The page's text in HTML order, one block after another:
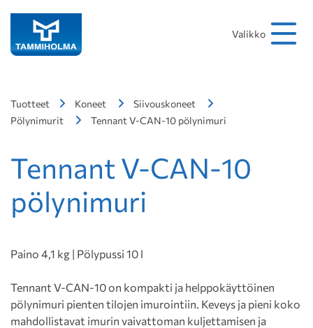
Valikko
Tuotteet Koneet
Siivouskoneet
Pölynimurit
Tennant V-CAN-10 pölynimuri
Tennant V-CAN-10
pölynimuri
Paino 4,1 kg | Pölypussi 10 l
Tennant V-CAN-10 on kompakti ja helppokäyttöinen
pölynimuri pienten tilojen imurointiin. Keveys ja pieni koko
mahdollistavat imurin vaivattoman kuljettamisen ja